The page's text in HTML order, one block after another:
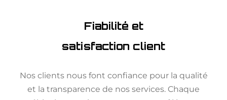
Fiabilité et
satisfaction client
Nos clients nous font confiance pour la qualité
et la transparence de nos services. Chaque